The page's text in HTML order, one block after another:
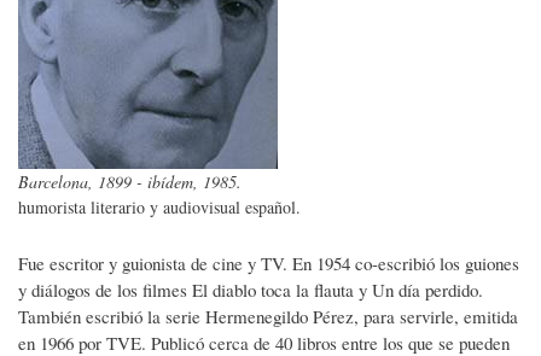
Barcelona, 1899 - ibídem, 1985.
humorista literario y audiovisual español.
Fue escritor y guionista de cine y TV. En 1954 co-escribió los guiones
y diálogos de los filmes El diablo toca la flauta y Un día perdido.
También escribió la serie Hermenegildo Pérez, para servirle, emitida
en 1966 por TVE. Publicó cerca de 40 libros entre los que se pueden